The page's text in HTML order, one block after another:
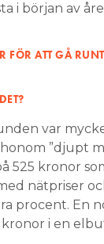
i början av
FÖR ATT GÅ
var
”djupt
525 kronor
nätpriser
procent. En
kronor i en